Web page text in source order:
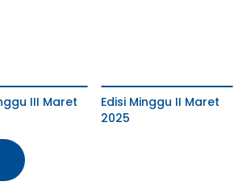
III Maret
Edisi Minggu II Maret
2025